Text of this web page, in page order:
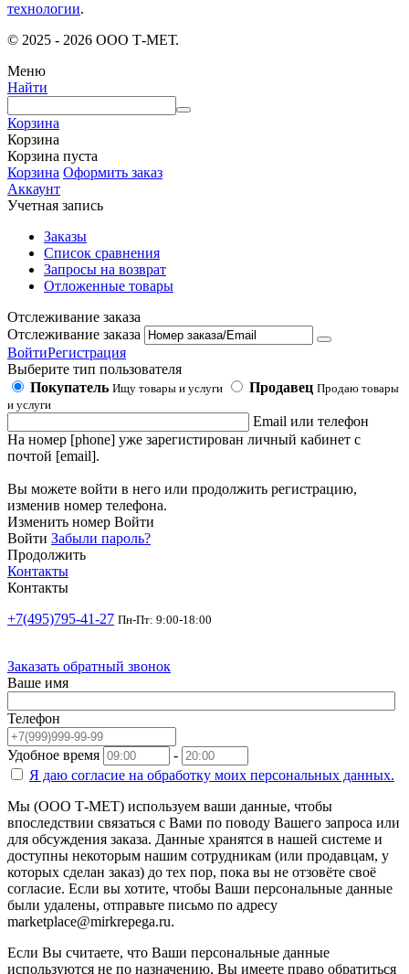
технологии.
© 2025 - 2026 ООО Т-МЕТ.
Меню
Найти
Корзина
Корзина
Корзина пуста
Корзина Оформить заказ
Аккаунт
Учетная запись
Заказы
Список сравнения
Запросы на возврат
Отложенные товары
Отслеживание заказа
Отслеживание заказа
ВойтиРегистрация
Выберите тип пользователя
Покупатель Ищу товары и услуги Продавец Продаю товары
и услуги
Email или телефон
На номер [phone] уже зарегистирован личный кабинет с
почтой [email].
Вы можете войти в него или продолжить регистрацию,
изменив номер телефона.
Изменить номер Войти
Войти Забыли пароль?
Продолжить
Контакты
Контакты
+7(495)795-41-27 Пн-Пт: 9:00-18:00
Заказать обратный звонок
Ваше имя
Телефон
Удобное время
-
Я даю согласие на обработку моих персональных данных.
Мы (ООО Т-МЕТ) используем ваши данные, чтобы
впоследствии связаться с Вами по поводу Вашего запроса или
для обсуждения заказа. Данные хранятся в нашей системе и
доступны некоторым нашим сотрудникам (или продавцам, у
которых сделан заказ) до тех пор, пока вы не отзовёте своё
согласие. Если вы хотите, чтобы Ваши персональные данные
были удалены, отправьте письмо по адресу
marketplace@mirkrepega.ru.
Если Вы считаете, что Ваши персональные данные
используются не по назначению, Вы имеете право обратиться